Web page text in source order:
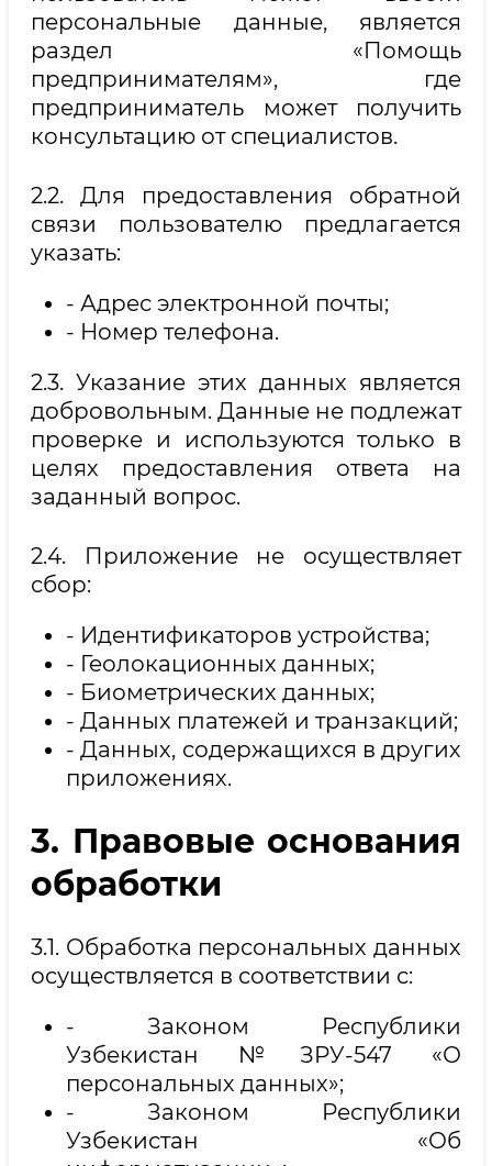
персональные данные, является
раздел «Помощь
предпринимателям», где
предприниматель может получить
консультацию от специалистов.
2.2. Для предоставления обратной
связи пользователю предлагается
указать:
- Адрес электронной почты;
- Номер телефона.
2.3. Указание этих данных является
добровольным. Данные не подлежат
проверке и используются только в
целях предоставления ответа на
заданный вопрос.
2.4. Приложение не осуществляет
сбор:
- Идентификаторов устройства;
- Геолокационных данных;
- Биометрических данных;
- Данных платежей и транзакций;
- Данных, содержащихся в других
приложениях.
3. Правовые основания
обработки
3.1. Обработка персональных данных
осуществляется в соответствии с:
- Законом Республики
Узбекистан №ЗРУ-547 «О
персональных данных»;
- Законом Республики
Узбекистан «Об